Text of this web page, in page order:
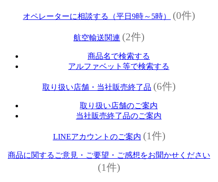
オペレーターに相談する（平日9時～5時） (0件)
航空輸送関連 (2件)
商品名で検索する
アルファベット等で検索する
取り扱い店舗・当社販売終了品 (6件)
取り扱い店舗のご案内
当社販売終了品のご案内
LINEアカウントのご案内 (1件)
商品に関するご意見・ご要望・ご感想をお聞かせください
(1件)